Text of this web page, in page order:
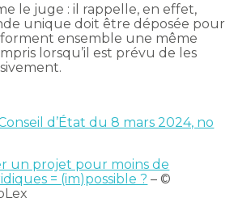
le juge : il rappelle, en effet,
unique doit être déposée pour
forment ensemble une même
lorsqu’il est prévu de les
d’État du 8 mars 2024, no
un projet pour moins de
= (im)possible ? – ©